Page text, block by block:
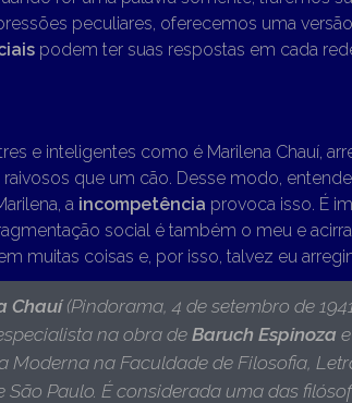
peculiares, oferecemos uma
podem ter suas respostas em cada
e inteligentes como é Marilena Chauí,
que um cão. Desse modo,
aincompetência provoca isso. É
social é também o meu e
muitas coisas e, por isso, talvez eu
Chauí(Pindorama, 4 de setembro de
na obra deBaruch Espinoza
Moderna na Faculdade de Filosofia,
São Paulo. É considerada uma das